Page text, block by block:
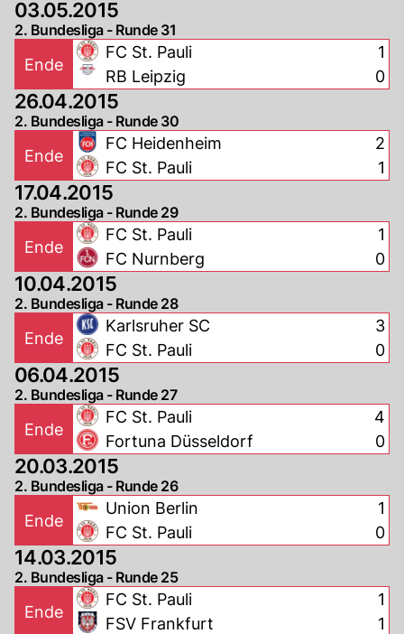
03.05.2015
2. Bundesliga - Runde 31
Ende
FC St. Pauli
RB Leipzig
1
0
26.04.2015
2. Bundesliga - Runde 30
Ende
FC Heidenheim
FC St. Pauli
2
1
17.04.2015
2. Bundesliga - Runde 29
Ende
FC St. Pauli
FC Nurnberg
1
0
10.04.2015
2. Bundesliga - Runde 28
Ende
Karlsruher SC
FC St. Pauli
3
0
06.04.2015
2. Bundesliga - Runde 27
Ende
FC St. Pauli
Fortuna Düsseldorf
4
0
20.03.2015
2. Bundesliga - Runde 26
Ende
Union Berlin
FC St. Pauli
1
0
14.03.2015
2. Bundesliga - Runde 25
Ende
FC St. Pauli
FSV Frankfurt
1
1